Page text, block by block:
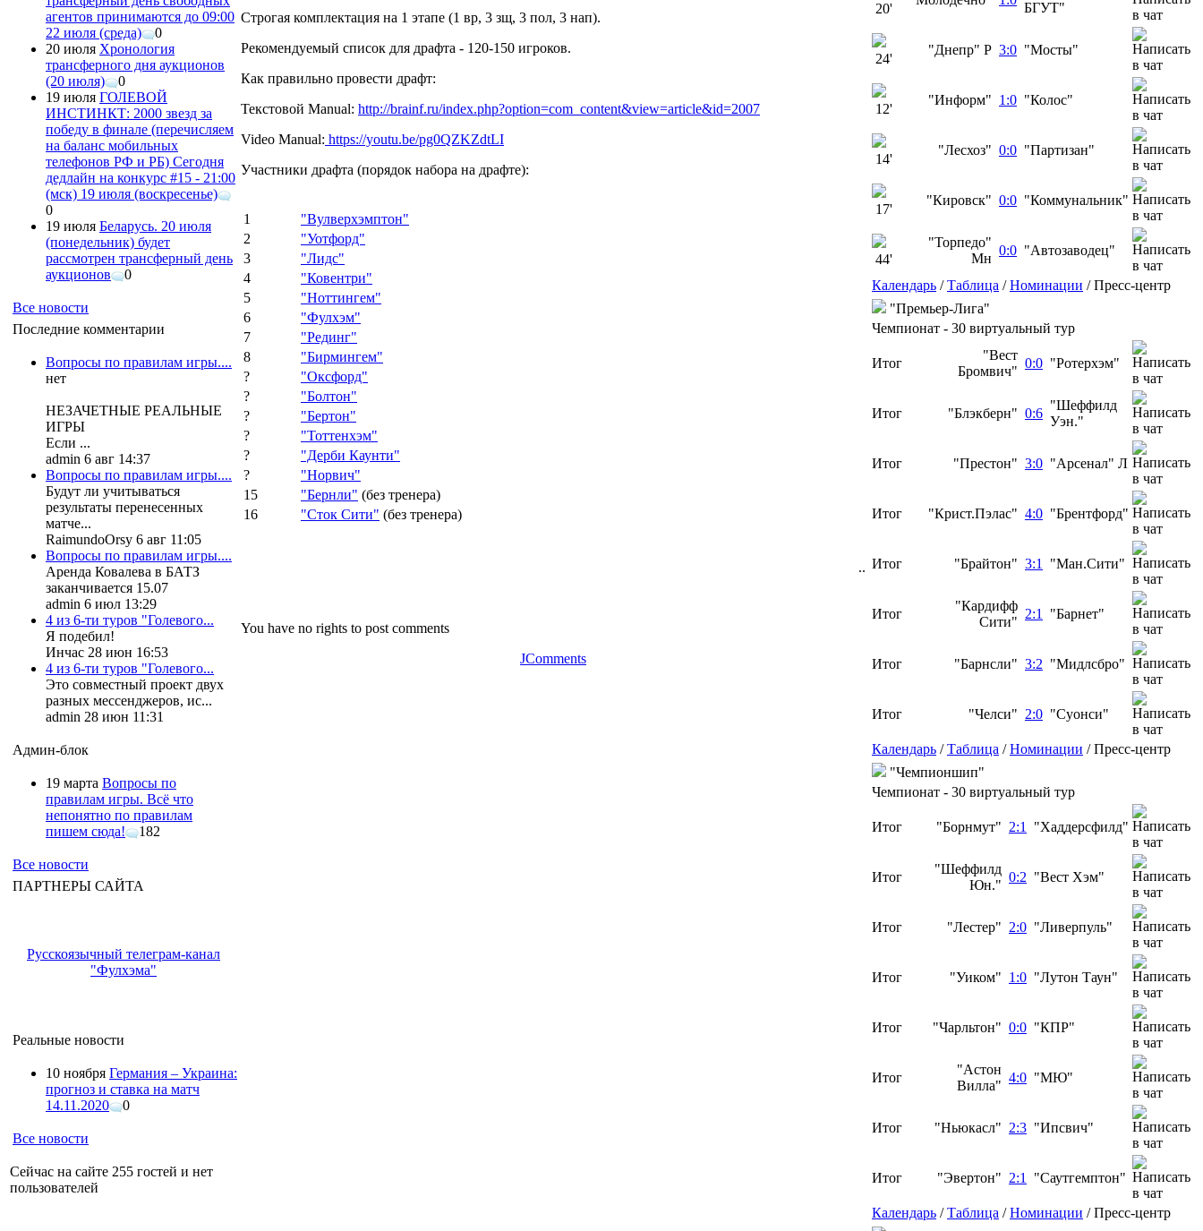
агентов принимаются до 09:00
22 июля (среда)
0
20 июля Хронология
трансферного дня аукционов
(20 июля)
0
19 июля ГОЛЕВОЙ
ИНСТИНКТ: 2000 звезд за
победу в финале (перечисляем
на баланс мобильных
телефонов РФ и РБ) Сегодня
дедлайн на конкурс #15 - 21:00
(мск) 19 июля (воскресенье)
0
19 июля Беларусь. 20 июля
(понедельник) будет
рассмотрен трансферный день
аукционов
0
Все новости
Последние комментарии
Вопросы по правилам игры....
нет
НЕЗАЧЕТНЫЕ РЕАЛЬНЫЕ
ИГРЫ
Если ...
admin 6 авг 14:37
Вопросы по правилам игры....
Будут ли учитываться
результаты перенесенных
матче...
RaimundoOrsy 6 авг 11:05
Вопросы по правилам игры....
Аренда Ковалева в БАТЗ
заканчивается 15.07
admin 6 июл 13:29
4 из 6-ти туров "Голевого...
Я подебил!
Инчас 28 июн 16:53
4 из 6-ти туров "Голевого...
Это совместный проект двух
разных мессенджеров, ис...
admin 28 июн 11:31
Админ-блок
19 марта Вопросы по
правилам игры. Всё что
непонятно по правилам
пишем сюда!
182
Все новости
ПАРТНЕРЫ САЙТА
Русскоязычный телеграм-канал
"Фулхэма"
Реальные новости
10 ноября Германия – Украина:
прогноз и ставка на матч
14.11.2020
0
Все новости
Сейчас на сайте 255 гостей и нет
пользователей
Строгая комплектация на 1 этапе (1 вр, 3 зщ, 3 пол, 3 нап).
Рекомендуемый список для драфта - 120-150 игроков.
Как правильно провести драфт:
Текстовой Manual: http://brainf.ru/index.php?option=com_content&view=article&id=2007
Video Manual: https://youtu.be/pg0QZKZdtLI
Участники драфта (порядок набора на драфте):
1
"Вулверхэмптон"
2
"Уотфорд"
3
"Лидс"
4
"Ковентри"
5
"Ноттингем"
6
"Фулхэм"
7
"Рединг"
8
"Бирмингем"
?
"Оксфорд"
?
"Болтон"
?
"Бертон"
?
"Тоттенхэм"
?
"Дерби Каунти"
?
"Норвич"
15
"Бернли" (без тренера)
16
"Сток Сити" (без тренера)
..
You have no rights to post comments
JComments
20'
БГУТ"
24'
"Днепр" Р 3:0 "Мосты"
12'
"Информ" 1:0 "Колос"
14'
"Лесхоз" 0:0 "Партизан"
17'
"Кировск" 0:0 "Коммунальник"
44'
"Торпедо"
Мн
0:0 "Автозаводец"
Календарь /Таблица /Номинации /Пресс-центр
"Премьер-Лига"
Чемпионат - 30 виртуальный тур
Итог
"Вест
Бромвич"
0:0 "Ротерхэм"
Итог "Блэкберн" 0:6
"Шеффилд
Уэн."
Итог "Престон" 3:0 "Арсенал" Л
Итог "Крист.Пэлас" 4:0 "Брентфорд"
Итог "Брайтон" 3:1 "Ман.Сити"
Итог
"Кардифф
Сити"
2:1 "Барнет"
Итог "Барнсли" 3:2 "Мидлсбро"
Итог "Челси" 2:0 "Суонси"
Календарь /Таблица /Номинации /Пресс-центр
"Чемпионшип"
Чемпионат - 30 виртуальный тур
Итог "Борнмут" 2:1 "Хаддерсфилд"
Итог
"Шеффилд
Юн."
0:2 "Вест Хэм"
Итог "Лестер" 2:0 "Ливерпуль"
Итог "Уиком" 1:0 "Лутон Таун"
Итог "Чарльтон" 0:0 "КПР"
Итог
"Астон
Вилла"
4:0 "МЮ"
Итог "Ньюкасл" 2:3 "Ипсвич"
Итог "Эвертон" 2:1 "Саутгемптон"
Календарь /Таблица /Номинации /Пресс-центр